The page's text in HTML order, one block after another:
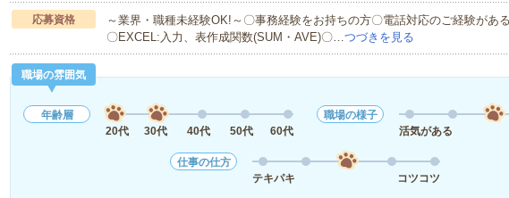
応募資格
～業界・職種未経験OK!～〇事務経験をお持ちの方〇電話対応のご経験があ
〇EXCEL:入力、表作成関数(SUM・AVE)〇…つづきを見る
職場の雰囲気
年齢層
20代
30代 40代 50代 60代
職場の様子
活気がある
仕事の仕方
テキパキ
コツコツ